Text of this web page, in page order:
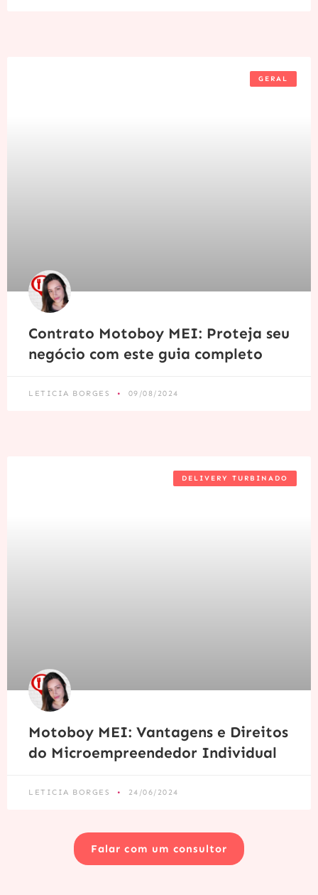
GERAL
Contrato Motoboy MEI: Proteja seu
negócio com este guia completo
LETICIA BORGES 09/08/2024
DELIVERY TURBINADO
Motoboy MEI: Vantagens e Direitos
do Microempreendedor Individual
LETICIA BORGES 24/06/2024
Falar com um consultor